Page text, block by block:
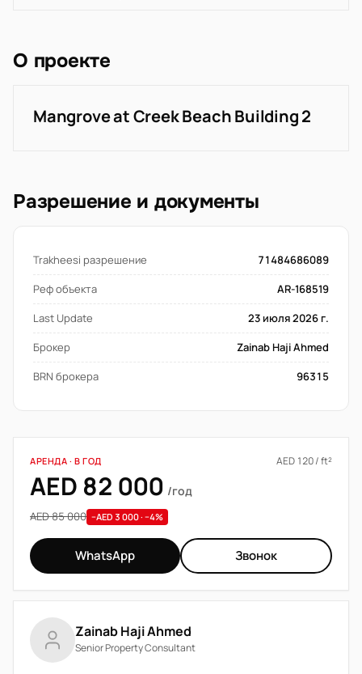
О проекте
Mangrove at Creek Beach Building 2
Разрешение и документы
Trakheesi разрешение
71484686089
Реф объекта
AR-168519
Last Update
23 июля 2026 г.
Брокер
Zainab Haji Ahmed
BRN брокера
96315
АРЕНДА · В ГОД AED 120 / ft²
AED 82 000 /год
AED 85 000 −AED 3 000 · −4%
WhatsApp Звонок
Zainab Haji Ahmed
Senior Property Consultant